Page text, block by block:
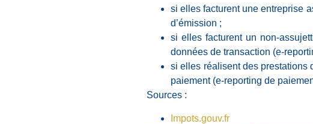
si elles facturent une entreprise
d’émission ;
si elles facturent un non-
données de transaction (e-
si elles réalisent des prestations
paiement (e-reporting de
Sources :
Impots.gouv.fr